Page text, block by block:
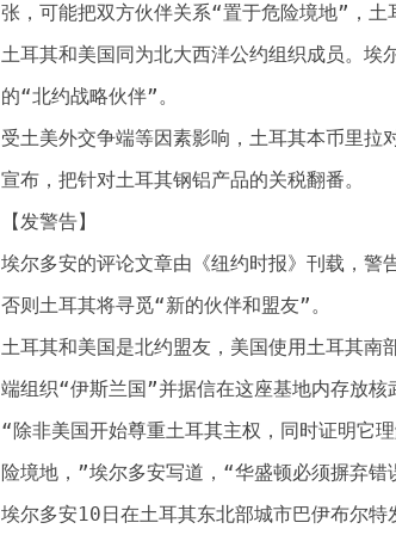
张，可能把双方伙伴关系“置于危险境地”，土
土耳其和美国同为北大西洋公约组织成员。埃
的“北约战略伙伴”。
受土美外交争端等因素影响，土耳其本币里
宣布，把针对土耳其钢铝产品的关税翻番。
【发警告】
埃尔多安的评论文章由《纽约时报》刊载，警
否则土耳其将寻觅“新的伙伴和盟友”。
土耳其和美国是北约盟友，美国使用土耳其南
端组织“伊斯兰国”并据信在这座基地内存放核
“除非美国开始尊重土耳其主权，同时证明它
险境地，”埃尔多安写道，“华盛顿必须摒弃
埃尔多安10日在土耳其东北部城市巴伊布尔